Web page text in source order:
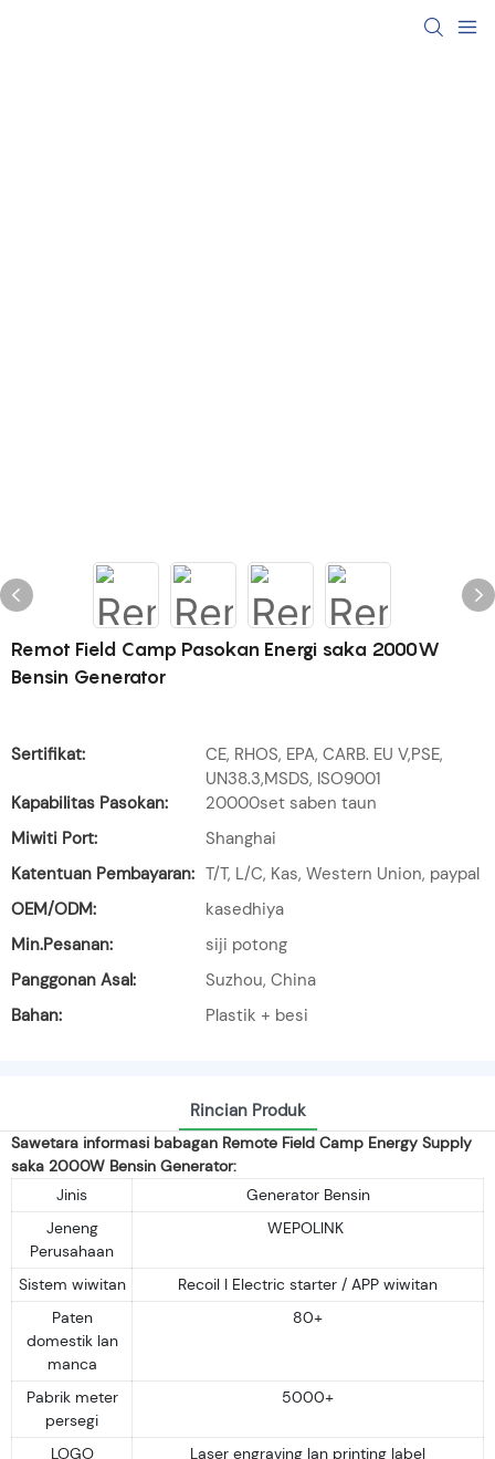
Remot Field Camp Pasokan Energi saka 2000W
Bensin Generator
Sertifikat:
CE, RHOS, EPA, CARB. EU V,PSE,
UN38.3,MSDS, ISO9001
Kapabilitas Pasokan:
20000set saben taun
Miwiti Port:
Shanghai
Katentuan Pembayaran: T/T, L/C, Kas, Western Union, paypal
OEM/ODM:
kasedhiya
Min.Pesanan:
siji potong
Panggonan Asal:
Suzhou, China
Bahan:
Plastik + besi
Rincian Produk
Sawetara informasi babagan Remote Field Camp Energy Supply
saka 2000W Bensin Generator:
Jinis
Generator Bensin
Jeneng
Perusahaan
WEPOLINK
Sistem wiwitan
Recoil I Electric starter / APP wiwitan
Paten
domestik lan
manca
80+
Pabrik meter
persegi
5000+
LOGO
Laser engraving lan printing label